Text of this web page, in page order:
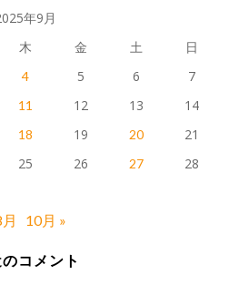
年9月
木 金 土 日
4 5 6 7
11 12 13
14
18 19 20
21
25 26 27 28
10月 »
コメント